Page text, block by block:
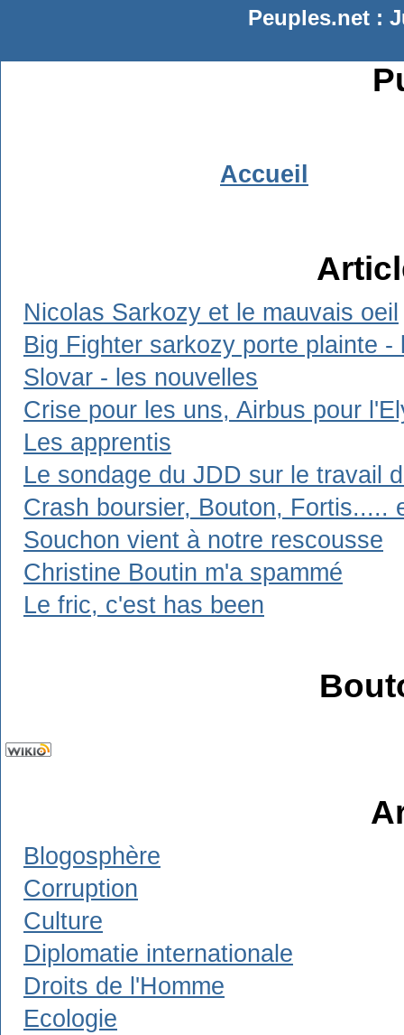
Peuples.net :
Accueil
Nicolas Sarkozy et le mauvais oeil
Big Fighter sarkozy porte plainte -
Slovar - les nouvelles
Crise pour les uns, Airbus pour
Les apprentis
Le sondage du JDD sur le travail
Crash boursier, Bouton, Fortis.....
Souchon vient à notre rescousse
Christine Boutin m'a spammé
Le fric, c'est has been
Blogosphère
Corruption
Culture
Diplomatie internationale
Droits de l'Homme
Ecologie